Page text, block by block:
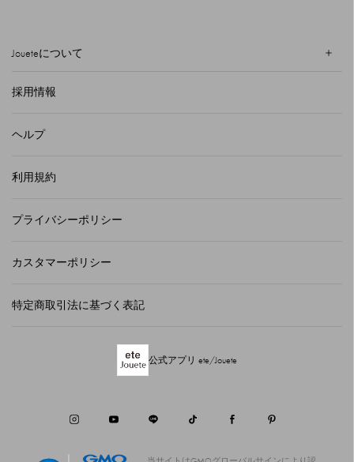
Joueteについて
採用情報
ヘルプ
利用規約
プライバシーポリシー
カスタマーポリシー
特定商取引法に基づく表記
公式アプリ ete/Jouete